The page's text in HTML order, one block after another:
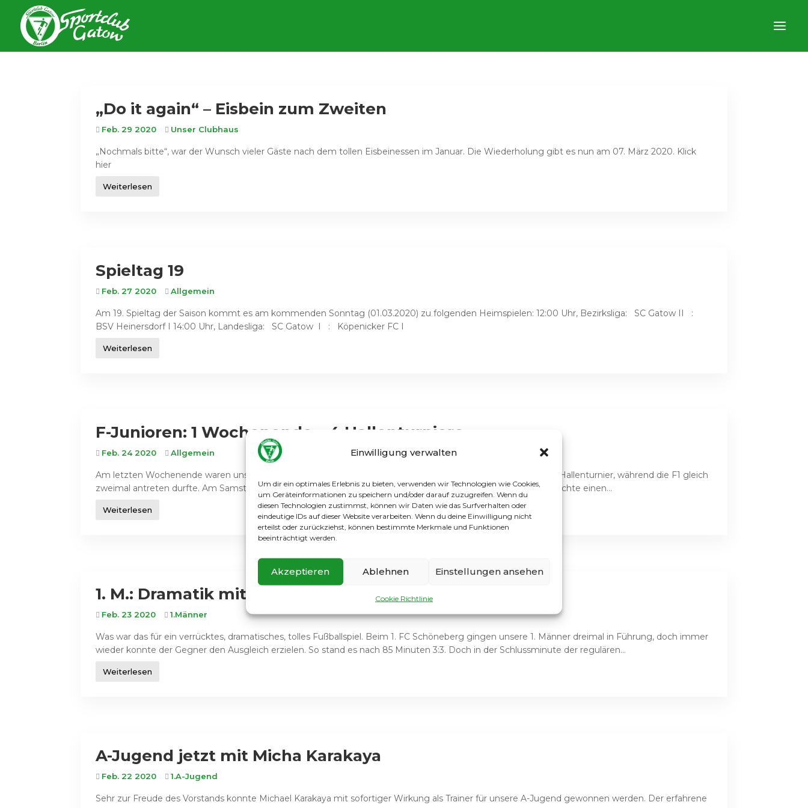
Einwilligung verwalten
Um dir ein optimales Erlebnis zu bieten, verwenden wir Technologien wie Cookies,
um Geräteinformationen zu speichern und/oder darauf zuzugreifen. Wenn du
diesen Technologien zustimmst, können wir Daten wie das Surfverhalten oder
eindeutige IDs auf dieser Website verarbeiten. Wenn du deine Einwilligung nicht
erteilst oder zurückziehst, können bestimmte Merkmale und Funktionen
beeinträchtigt werden.
Akzeptieren Ablehnen Einstellungen ansehen
Cookie Richtlinie
„Do it again“ – Eisbein zum Zweiten
Feb. 29 2020 Unser Clubhaus
„Nochmals bitte“, war der Wunsch vieler Gäste nach dem tollen Eisbeinessen im Januar. Die Wiederholung gibt es nun am 07. März 2020. Klick
hier
Weiterlesen
Spieltag 19
Feb. 27 2020 Allgemein
Am 19. Spieltag der Saison kommt es am kommenden Sonntag (01.03.2020) zu folgenden Heimspielen: 12:00 Uhr, Bezirksliga: SC Gatow II :
BSV Heinersdorf I 14:00 Uhr, Landesliga: SC Gatow I : Köpenicker FC I
Weiterlesen
F-Junioren: 1 Wochenende – 4 Hallenturniere
Feb. 24 2020 Allgemein
Am letzten Wochenende waren unsere F-Junioren wieder stark gefordert. Die F2 und F3 bestritten jeweils ein Hallenturnier, während die F1 gleich
zweimal antreten durfte. Am Samstag spielte die F1 bei der Endrunde der Spandauer Hallenrunde auf und erreichte einen...
Weiterlesen
1. M.: Dramatik mit Happy End
Feb. 23 2020 1.Männer
Was war das für ein verrücktes, dramatisches, tolles Fußballspiel. Beim 1. FC Schöneberg gingen unsere 1. Männer dreimal in Führung, doch immer
wieder konnte der Gegner den Ausgleich erzielen. So stand es nach 85 Minuten 3:3. Doch in der Schlussminute der regulären...
Weiterlesen
A-Jugend jetzt mit Micha Karakaya
Feb. 22 2020 1.A-Jugend
Sehr zur Freude des Vorstands konnte Michael Karakaya mit sofortiger Wirkung als Trainer für unsere A-Jugend gewonnen werden. Der erfahrene